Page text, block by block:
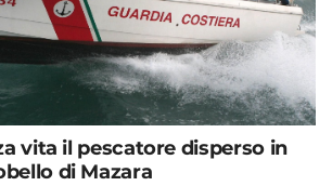
vita il pescatore disperso in
di Mazara